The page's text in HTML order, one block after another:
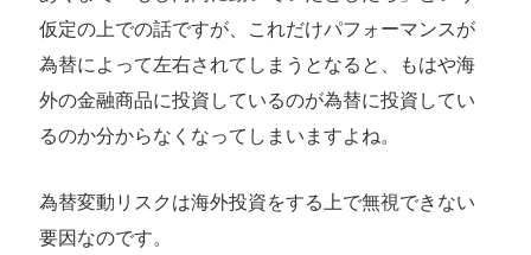
仮定の上での話ですが、これだけパフォーマンスが
為替によって左右されてしまうとなると、もはや海
外の金融商品に投資しているのが為替に投資してい
るのか分からなくなってしまいますよね。
為替変動リスクは海外投資をする上で無視できない
要因なのです。